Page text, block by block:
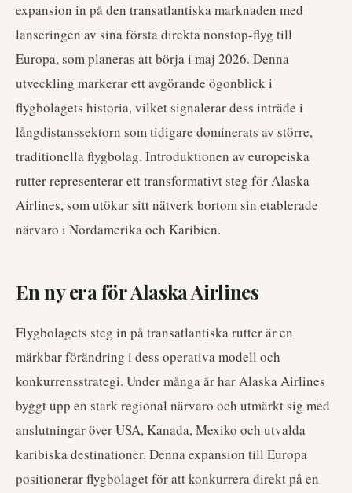
expansion in på den transatlantiska marknaden med
lanseringen av sina första direkta nonstop-flyg till
Europa, som planeras att börja i maj 2026. Denna
utveckling markerar ett avgörande ögonblick i
flygbolagets historia, vilket signalerar dess inträde i
långdistanssektorn som tidigare dominerats av större,
traditionella flygbolag. Introduktionen av europeiska
rutter representerar ett transformativt steg för Alaska
Airlines, som utökar sitt nätverk bortom sin etablerade
närvaro i Nordamerika och Karibien.
En ny era för Alaska Airlines
Flygbolagets steg in på transatlantiska rutter är en
märkbar förändring i dess operativa modell och
konkurrensstrategi. Under många år har Alaska Airlines
byggt upp en stark regional närvaro och utmärkt sig med
anslutningar över USA, Kanada, Mexiko och utvalda
karibiska destinationer. Denna expansion till Europa
positionerar flygbolaget för att konkurrera direkt på en